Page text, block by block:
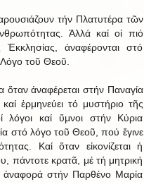
τήν Πλατυτέρα τῶν
Ἀλλά καί οἱ πιό
ἀναφέρονται στό
τοῦ Θεοῦ.
ὅταν ἀναφέρεται στήν Παναγία
ἑρμηνεύει τό μυστήριο τῆς
λόγοι καί ὕμνοι στήν Κύρια
στό λόγο τοῦ Θεοῦ, πού ἔγινε
Καί ὅταν εἰκονίζεται ἡ
πάντοτε κρατᾶ, μέ τή μητρική
στήν Παρθένο Μαρία